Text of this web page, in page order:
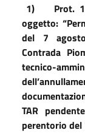
1)
Prot.
oggetto:
del 7
Contrada
tecnico-
TAR
perentorio del